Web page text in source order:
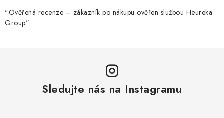
"Ověřená recenze – zákazník po nákupu ověřen službou Heureka
Group"
Sledujte nás na Instagramu